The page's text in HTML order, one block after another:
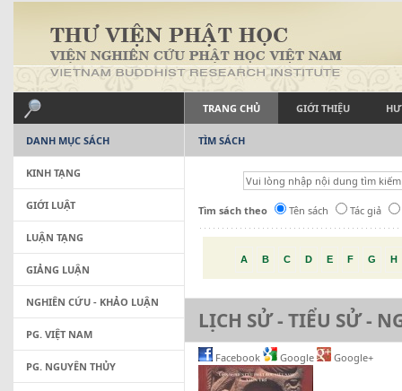
TRANG CHỦ GIỚI THIỆU
TÌM SÁCH
Tìm sách theo Tên sách Tác giả
A B C D E F G H
LỊCH SỬ - TIỂU SỬ -
Facebook Google Google+
DANH MỤC SÁCH
KINH TẠNG
GIỚI LUẬT
LUẬN TẠNG
GIẢNG LUẬN
NGHIÊN CỨU - KHẢO LUẬN
PG. VIỆT NAM
PG. NGUYÊN THỦY